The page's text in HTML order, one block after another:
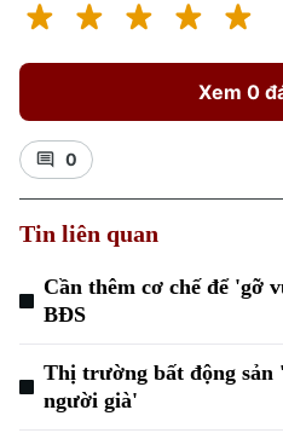
Xem 0
0
Tin liên quan
Cần thêm cơ chế để 'gỡ
BĐS
Thị trường bất động sản
người già'